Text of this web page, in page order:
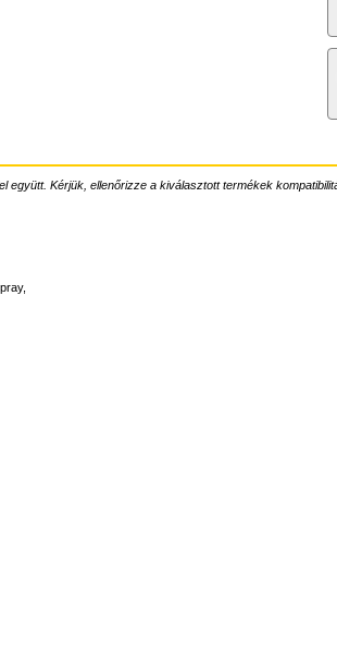
Kérjük, ellenőrizze a kiválasztott termékek